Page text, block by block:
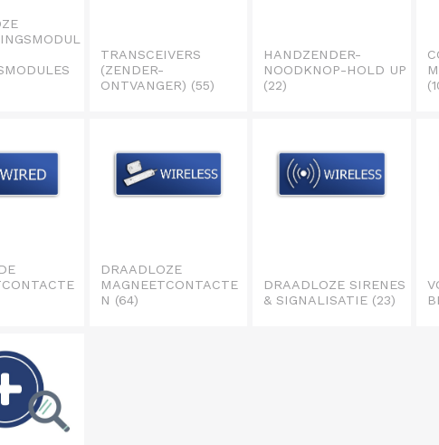
TRANSCEIVERS
(ZENDER-
ONTVANGER) (55)
HANDZENDER-
NOODKNOP-HOLD UP
(22)
DRAADLOZE
MAGNEETCONTACTE
N (64)
DRAADLOZE SIRENES
& SIGNALISATIE (23)